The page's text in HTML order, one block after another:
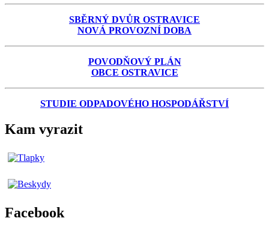
SBĚRNÝ DVŮR OSTRAVICE
NOVÁ PROVOZNÍ DOBA
POVODŇOVÝ PLÁN
OBCE OSTRAVICE
STUDIE ODPADOVÉHO HOSPODÁŘSTVÍ
Kam vyrazit
Facebook